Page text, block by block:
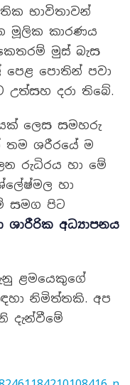
භාවිතාවන්
මූලික කාරණය
මුස් බැස
පෙළ පොතින් පවා
උත්සහ දරා තිබේ.
ලෙස සමහරු
තම ශරීරයේ ම
රුධිරය හා මේ
හා
සමග පිට
ශාරීරික අධ්‍යාපනය
ළමයෙකුගේ
නිමිත්තකි. අප
දැන්වීමේ